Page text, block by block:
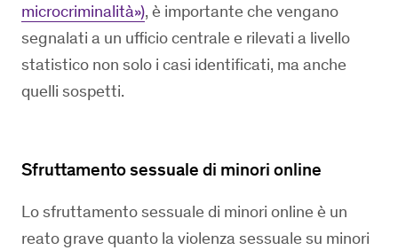
microcriminalità»), è importante che vengano
segnalati a un ufficio centrale e rilevati a livello
statistico non solo i casi identificati, ma anche
quelli sospetti.
Sfruttamento sessuale di minori online
Lo sfruttamento sessuale di minori online è un
reato grave quanto la violenza sessuale su minori